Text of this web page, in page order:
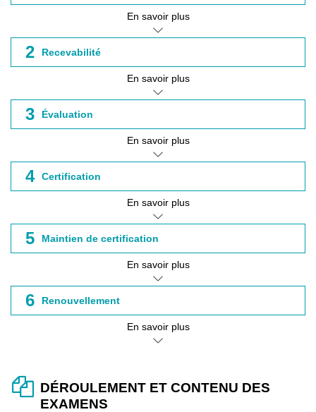
En savoir plus
2 Recevabilité
En savoir plus
3 Évaluation
En savoir plus
4 Certification
En savoir plus
5 Maintien de certification
En savoir plus
6 Renouvellement
En savoir plus
DÉROULEMENT ET CONTENU DES
EXAMENS